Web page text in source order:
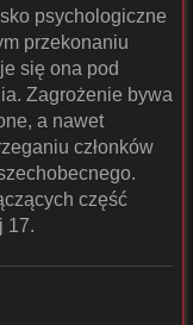
psychologiczne
przekonaniu
się ona pod
Zagrożenie bywa
a nawet
członków
część
17.